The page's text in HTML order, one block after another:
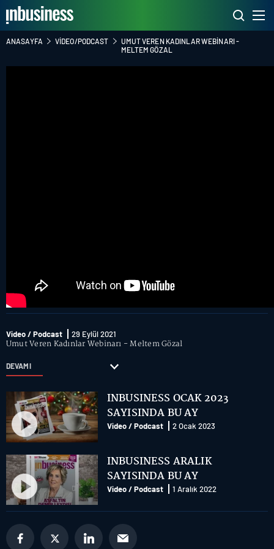
ANASAYFA VIDEO/PODCAST
UMUT VEREN KADINLAR WEBINARI -
MELTEM GÖZAL
Video / Podcast 29 Eylül 2021
Umut Veren Kadınlar Webinarı - Meltem Gözal
DEVAMI
INBUSINESS OCAK 2023
SAYISINDA BU AY
Video / Podcast 2 Ocak 2023
INBUSINESS ARALIK
SAYISINDA BU AY
Video / Podcast 1 Aralık 2022
Future of Technology webinar
serisi “Yeni Normalde Siber